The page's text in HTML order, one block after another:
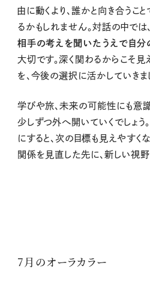
由に動くより、誰かと向き合うこ
るかもしれません。対話の中では
相手の考えを聞いたうえで自分
大切です。深く関わるからこそ
を、今後の選択に活かしていきま
学びや旅、未来の可能性にも意
少しずつ外へ開いていくでしょ
にすると、次の目標も見えやすく
関係を見直した先に、新しい視
7月のオーラカラー